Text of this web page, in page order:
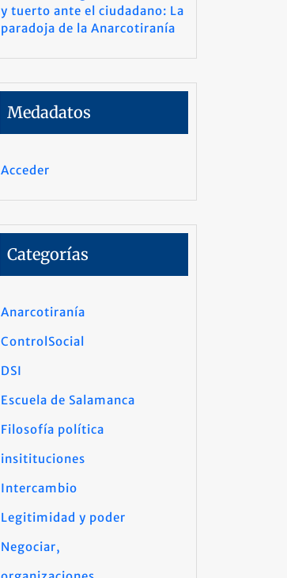
y tuerto ante el ciudadano: La
paradoja de la Anarcotiranía
Medadatos
Acceder
Categorías
Anarcotiranía
ControlSocial
DSI
Escuela de Salamanca
Filosofía política
insitituciones
Intercambio
Legitimidad y poder
Negociar,